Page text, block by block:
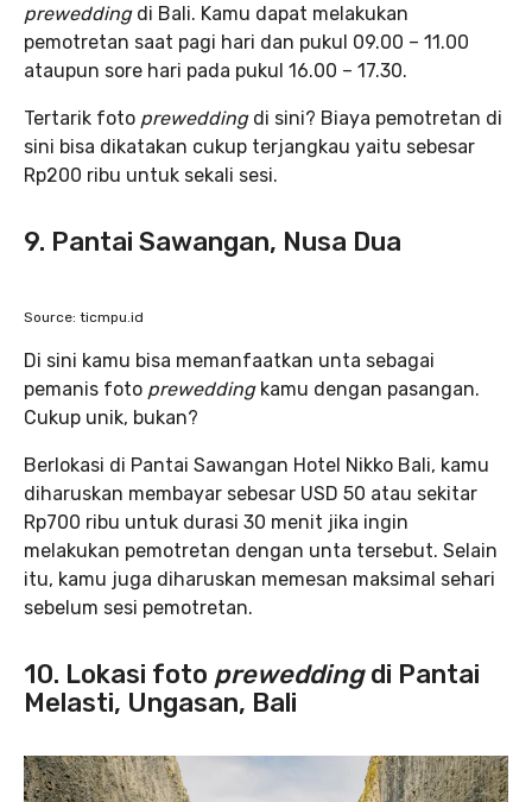
preweddingdi Bali. Kamu dapat melakukan
pemotretan saat pagi hari dan pukul 09.00 – 11.00
ataupun sore hari pada pukul 16.00 – 17.30.
Tertarik foto preweddingdi sini? Biaya pemotretan di
sini bisa dikatakan cukup terjangkau yaitu sebesar
Rp200 ribu untuk sekali sesi.
9. Pantai Sawangan, Nusa Dua
Source: ticmpu.id
Di sini kamu bisa memanfaatkan unta sebagai
pemanis foto preweddingkamu dengan pasangan.
Cukup unik, bukan?
Berlokasi di Pantai Sawangan Hotel Nikko Bali, kamu
diharuskan membayar sebesar USD 50 atau sekitar
Rp700 ribu untuk durasi 30 menit jika ingin
melakukan pemotretan dengan unta tersebut. Selain
itu, kamu juga diharuskan memesan maksimal sehari
sebelum sesi pemotretan.
10. Lokasi foto preweddingdi Pantai
Melasti, Ungasan, Bali